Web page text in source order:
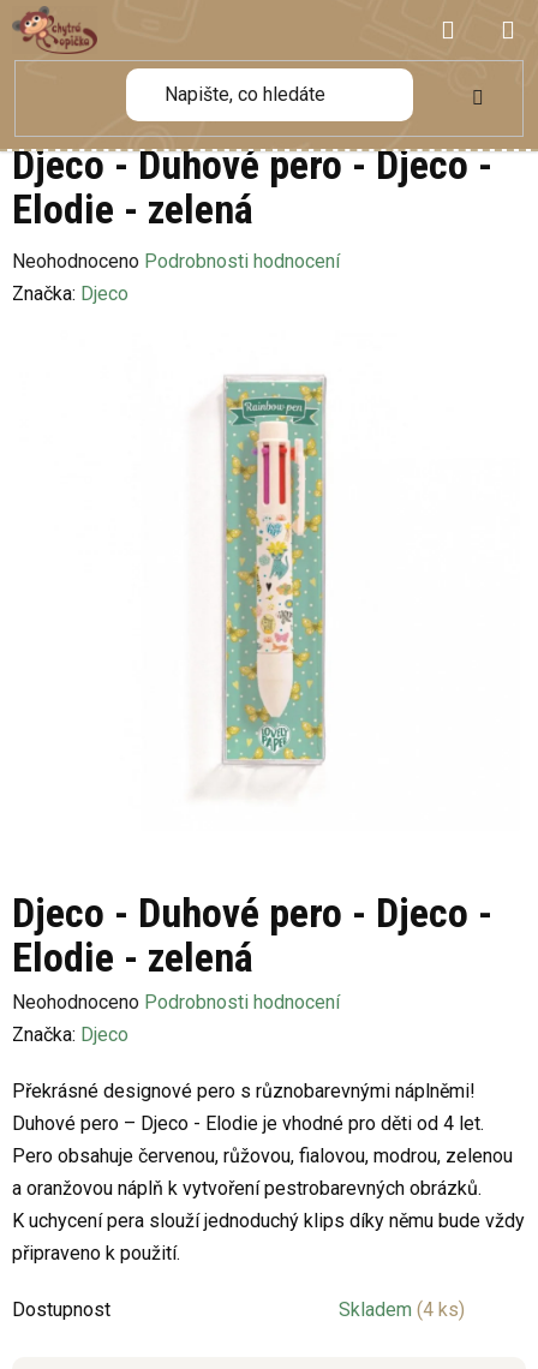
Přejít
na
obsah
KOŠÍK
Djeco - Duhové pero - Djeco -
Elodie - zelená
Průměrné
hodnocení
je
0,0
z
5
hvězdiček.
Neohodnoceno Podrobnosti hodnocení
Značka: Djeco
Překrásné designové pero s různobarevnými náplněmi!
Duhové pero – Djeco - Elodie je vhodné pro děti od 4 let.
Pero obsahuje červenou, růžovou, fialovou, modrou, zelenou
a oranžovou náplň k vytvoření pestrobarevných obrázků.
K uchycení pera slouží jednoduchý klips díky němu bude vždy
připraveno k použití.
Dostupnost Skladem (4 ks)
Djeco - Duhové pero - Djeco -
Elodie - zelená
Průměrné
hodnocení
Neohodnoceno Podrobnosti hodnocení
Značka: Djeco